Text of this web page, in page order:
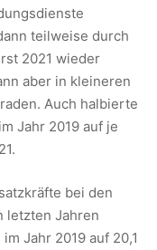
teilweise durch
2021 wieder
aber in kleineren
Auch halbierte
Jahr 2019 auf je
bei den
letzten Jahren
Jahr 2019 auf 20,1